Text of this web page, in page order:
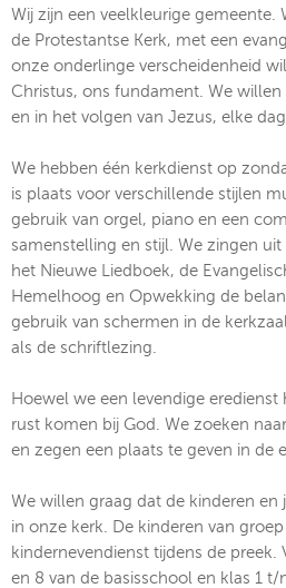
Wij zijn een veelkleurige gemeente.
de Protestantse Kerk, met een
onze onderlinge verscheidenheid
Christus, ons fundament. We
en in het volgen van Jezus, elke
We hebben één kerkdienst op
is plaats voor verschillende stijlen
gebruik van orgel, piano en een
samenstelling en stijl. We zingen
het Nieuwe Liedboek, de
Hemelhoog en Opwekking de
gebruik van schermen in de
als de schriftlezing.
Hoewel we een levendige
rust komen bij God. We zoeken
en zegen een plaats te geven in de
We willen graag dat de kinderen en
in onze kerk. De kinderen van
kindernevendienst tijdens de preek.
en 8 van de basisschool en klas 1